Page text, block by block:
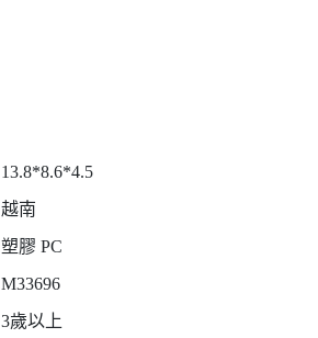
13.8*8.6*4.5
越南
塑膠 PC
M33696
3歲以上